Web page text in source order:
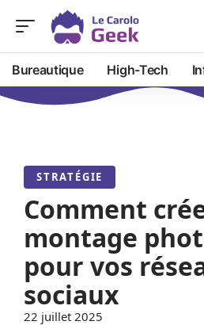
Bureautique High-Tech
STRATÉGIE
Comment
montage
pour vos
sociaux
22 juillet 2025